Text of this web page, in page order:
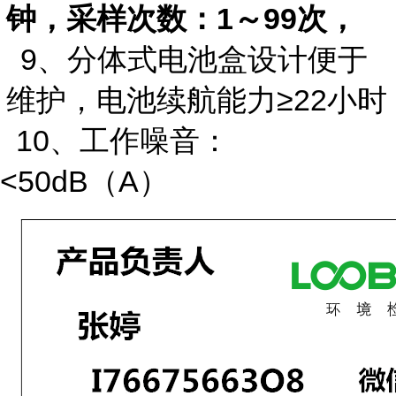
钟，采样次数：1～99次，
9、分体式电池盒设计便于
维护，电池续航能力≥22小时
10、工作噪音：
<50dB（A）